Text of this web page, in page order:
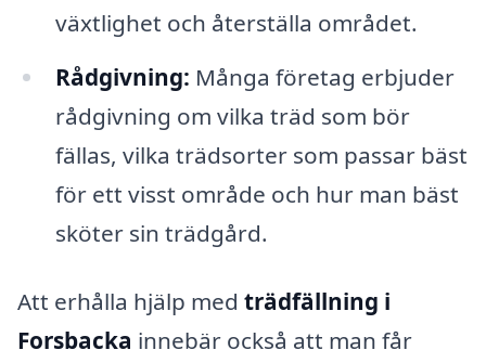
växtlighet och återställa området.
Rådgivning: Många företag erbjuder
rådgivning om vilka träd som bör
fällas, vilka trädsorter som passar bäst
för ett visst område och hur man bäst
sköter sin trädgård.
Att erhålla hjälp med trädfällning i
Forsbacka innebär också att man får